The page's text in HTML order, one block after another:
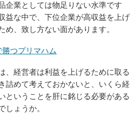
企業としては物足りない水準です
益な中で、下位企業が高収益を上げ
め、致し方ない面があります。
つプリマハム
、経営者は利益を上げるために取る
詰めて考えておかないと、いくら経
ということを肝に銘じる必要がある
しょうか。